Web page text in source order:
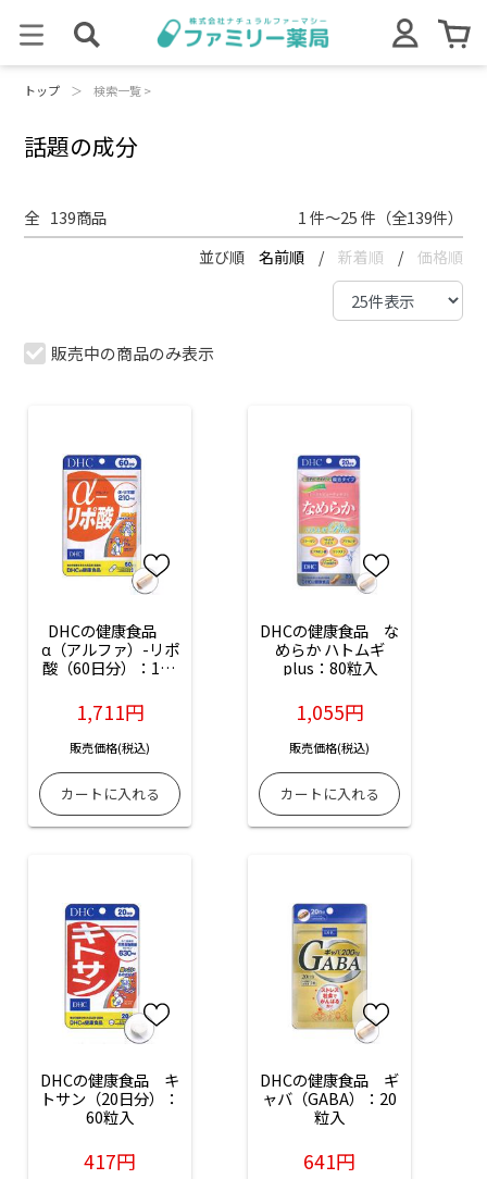
トップ ＞ 検索一覧 >
話題の成分
全 139商品 1 件～25 件（全139件）
並び順 名前順 / 新着順 / 価格順
販売中の商品のみ表示
DHCの健康食品
α（アルファ）-リポ
酸（60日分）：120
1,711円
販売価格(税込)
DHCの健康食品　な
めらか ハトムギ
plus：80粒入
1,055円
販売価格(税込)
DHCの健康食品　キ
トサン（20日分）：
60粒入
417円
DHCの健康食品　ギ
ャバ（GABA）：20
粒入
641円